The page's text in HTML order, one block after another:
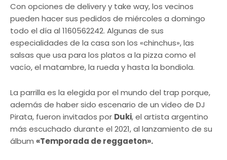
Con opciones de delivery y take way, los vecinos
pueden hacer sus pedidos de miércoles a domingo
todo el día al 1160562242. Algunas de sus
especialidades de la casa son los «chinchus», las
salsas que usa para los platos a la pizza como el
vacío, el matambre, la rueda y hasta la bondiola.
La parrilla es la elegida por el mundo del trap porque,
además de haber sido escenario de un video de DJ
Pirata, fueron invitados por Duki, el artista argentino
más escuchado durante el 2021, al lanzamiento de su
álbum «Temporada de reggaeton».